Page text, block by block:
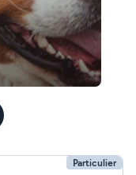
Particulier